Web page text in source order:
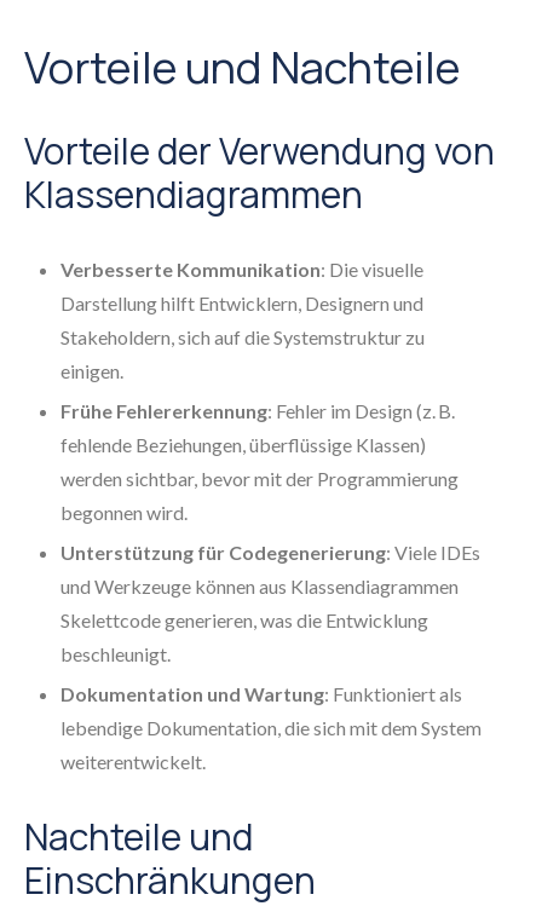
Vorteile und Nachteile
Vorteile der Verwendung von
Klassendiagrammen
Verbesserte Kommunikation: Die visuelle
Darstellung hilft Entwicklern, Designern und
Stakeholdern, sich auf die Systemstruktur zu
einigen.
Frühe Fehlererkennung: Fehler im Design (z. B.
fehlende Beziehungen, überflüssige Klassen)
werden sichtbar, bevor mit der Programmierung
begonnen wird.
Unterstützung für Codegenerierung: Viele IDEs
und Werkzeuge können aus Klassendiagrammen
Skelettcode generieren, was die Entwicklung
beschleunigt.
Dokumentation und Wartung: Funktioniert als
lebendige Dokumentation, die sich mit dem System
weiterentwickelt.
Nachteile und
Einschränkungen